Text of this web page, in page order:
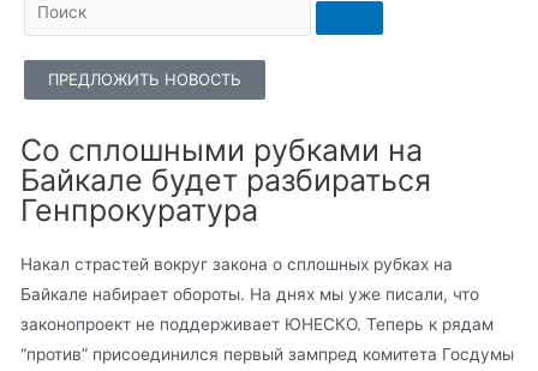
ПРЕДЛОЖИТЬ НОВОСТЬ
Со сплошными рубками на
Байкале будет разбираться
Генпрокуратура
Накал страстей вокруг закона о сплошных рубках на
Байкале набирает обороты. На днях мы уже писали, что
законопроект не поддерживает ЮНЕСКО. Теперь к рядам
“против” присоединился первый зампред комитета Госдумы